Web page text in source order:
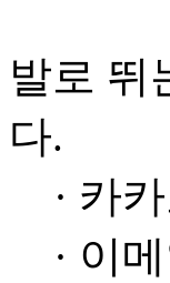
발로 뛰
다.
· 카
· 이